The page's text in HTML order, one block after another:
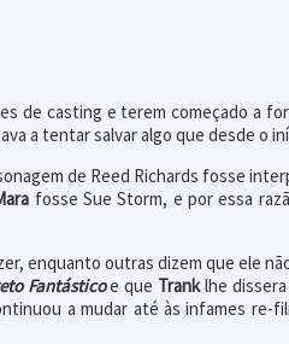
casting e terem começado a
a tentar salvar algo que desde o
de Reed Richards fosse
fosse Sue Storm, e por essa
enquanto outras dizem que ele
Fantásticoe que Tranklhe dissera
a mudar até às infames